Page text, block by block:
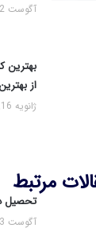
آگوست 22, 2024
از
ژانویه 16, 2024
مرتبط
تحصیل
آگوست 3, 2024